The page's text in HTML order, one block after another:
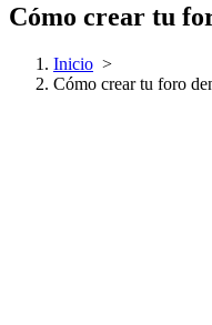
Cómo crear tu
Inicio >
Cómo crear tu foro